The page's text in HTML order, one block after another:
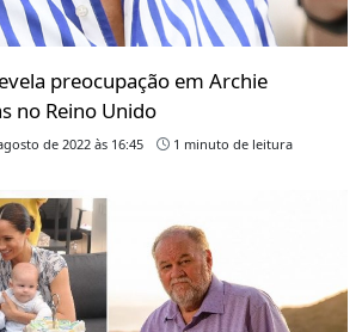
preocupação em Archie
no Reino Unido
de 2022 às 16:45 1 minuto de leitura